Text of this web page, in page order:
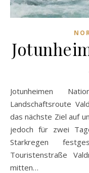
Jotunheimen Nationalpark Unterwegs auf der
Landschaftsroute
das nächste Ziel auf
jedoch für zwei
Starkregen
Touristenstraße
mitten…